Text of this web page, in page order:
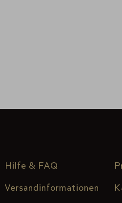
Hilfe & FAQ
Versandinformationen